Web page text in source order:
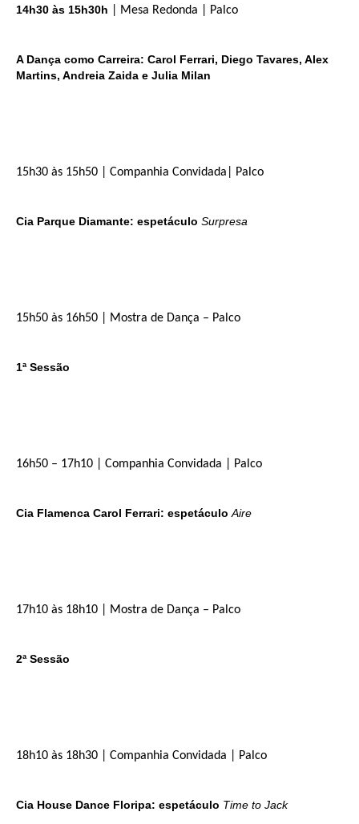
14h30 às 15h30h | Mesa Redonda | Palco
A Dança como Carreira: Carol Ferrari, Diego Tavares, Alex
Martins, Andreia Zaida e Julia Milan
15h30 às 15h50 | Companhia Convidada| Palco
Cia Parque Diamante: espetáculo Surpresa
15h50 às 16h50 | Mostra de Dança – Palco
1ª Sessão
16h50 – 17h10 | Companhia Convidada | Palco
Cia Flamenca Carol Ferrari: espetáculo Aire
17h10 às 18h10 | Mostra de Dança – Palco
2ª Sessão
18h10 às 18h30 | Companhia Convidada | Palco
Cia House Dance Floripa: espetáculo Time to Jack